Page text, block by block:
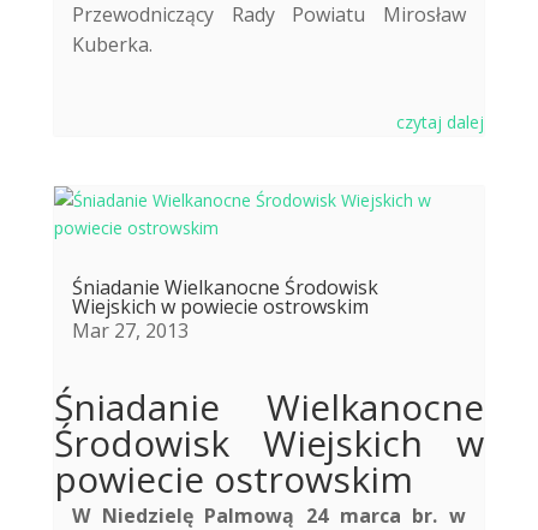
Przewodniczący Rady Powiatu Mirosław
Kuberka.
czytaj dalej
Śniadanie Wielkanocne Środowisk
Wiejskich w powiecie ostrowskim
Mar 27, 2013
Śniadanie Wielkanocne
Środowisk Wiejskich w
powiecie ostrowskim
W Niedzielę Palmową 24 marca br. w